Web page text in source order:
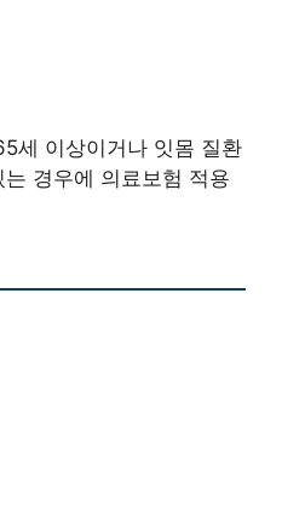
세 이상이거나 잇몸 질환
경우에 의료보험 적용